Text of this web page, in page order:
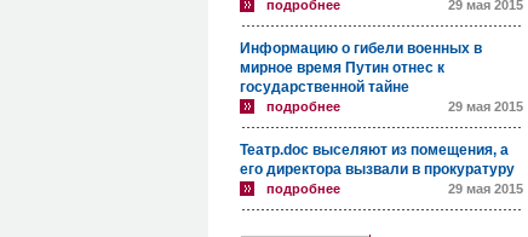
подробнее 29 мая 2015
Информацию о гибели военных в
мирное время Путин отнес к
государственной тайне
подробнее 29 мая 2015
Театр.doc выселяют из помещения, а
его директора вызвали в прокуратуру
подробнее 29 мая 2015